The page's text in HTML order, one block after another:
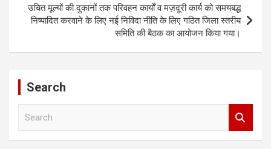
उचित मूल्यों की दुकानों तक परिवहन कार्यों व मज़दूरी कार्य को समयबद्ध
निष्पादित करवाने के लिए नई निविदा नीति के लिए गठित जिला स्तरीय
समिति की बैठक का आयोजन किया गया।
Search